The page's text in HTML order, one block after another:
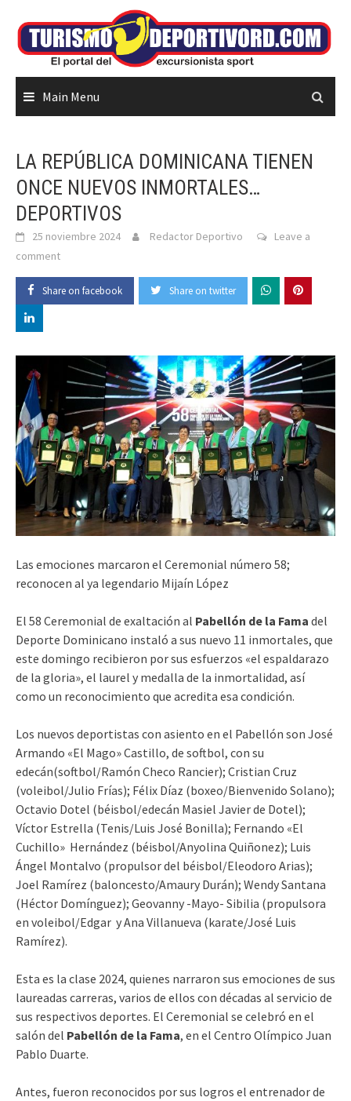
content
Main Menu
LA REPÚBLICA DOMINICANA TIENEN
ONCE NUEVOS INMORTALES…
DEPORTIVOS
25 noviembre 2024 Redactor Deportivo
Leave a
comment
Share on facebook Share on twitter
Las emociones marcaron el Ceremonial número 58;
reconocen al ya legendario Mijaín López
El 58 Ceremonial de exaltación al Pabellón de la Fama del
Deporte Dominicano instaló a sus nuevo 11 inmortales, que
este domingo recibieron por sus esfuerzos «el espaldarazo
de la gloria», el laurel y medalla de la inmortalidad, así
como un reconocimiento que acredita esa condición.
Los nuevos deportistas con asiento en el Pabellón son José
Armando «El Mago» Castillo, de softbol, con su
edecán(softbol/Ramón Checo Rancier); Cristian Cruz
(voleibol/Julio Frías); Félix Díaz (boxeo/Bienvenido Solano);
Octavio Dotel (béisbol/edecán Masiel Javier de Dotel);
Víctor Estrella (Tenis/Luis José Bonilla); Fernando «El
Cuchillo» Hernández (béisbol/Anyolina Quiñonez); Luis
Ángel Montalvo (propulsor del béisbol/Eleodoro Arias);
Joel Ramírez (baloncesto/Amaury Durán); Wendy Santana
(Héctor Domínguez); Geovanny -Mayo- Sibilia (propulsora
en voleibol/Edgar y Ana Villanueva (karate/José Luis
Ramírez).
Esta es la clase 2024, quienes narraron sus emociones de sus
laureadas carreras, varios de ellos con décadas al servicio de
sus respectivos deportes. El Ceremonial se celebró en el
salón del Pabellón de la Fama, en el Centro Olímpico Juan
Pablo Duarte.
Antes, fueron reconocidos por sus logros el entrenador de